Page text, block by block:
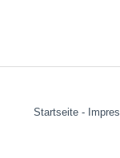
Startseite-